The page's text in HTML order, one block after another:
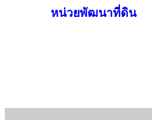
หน่วยพัฒนาที่ดิน